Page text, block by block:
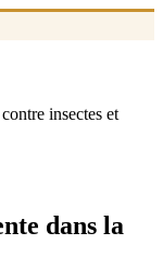
insectes et
dans la